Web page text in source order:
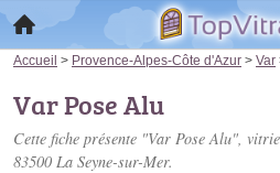
Accueil > Provence-Alpes-Côte d'Azur > Var
Var Pose Alu
Cette fiche présente "Var Pose Alu",
83500 La Seyne-sur-Mer.